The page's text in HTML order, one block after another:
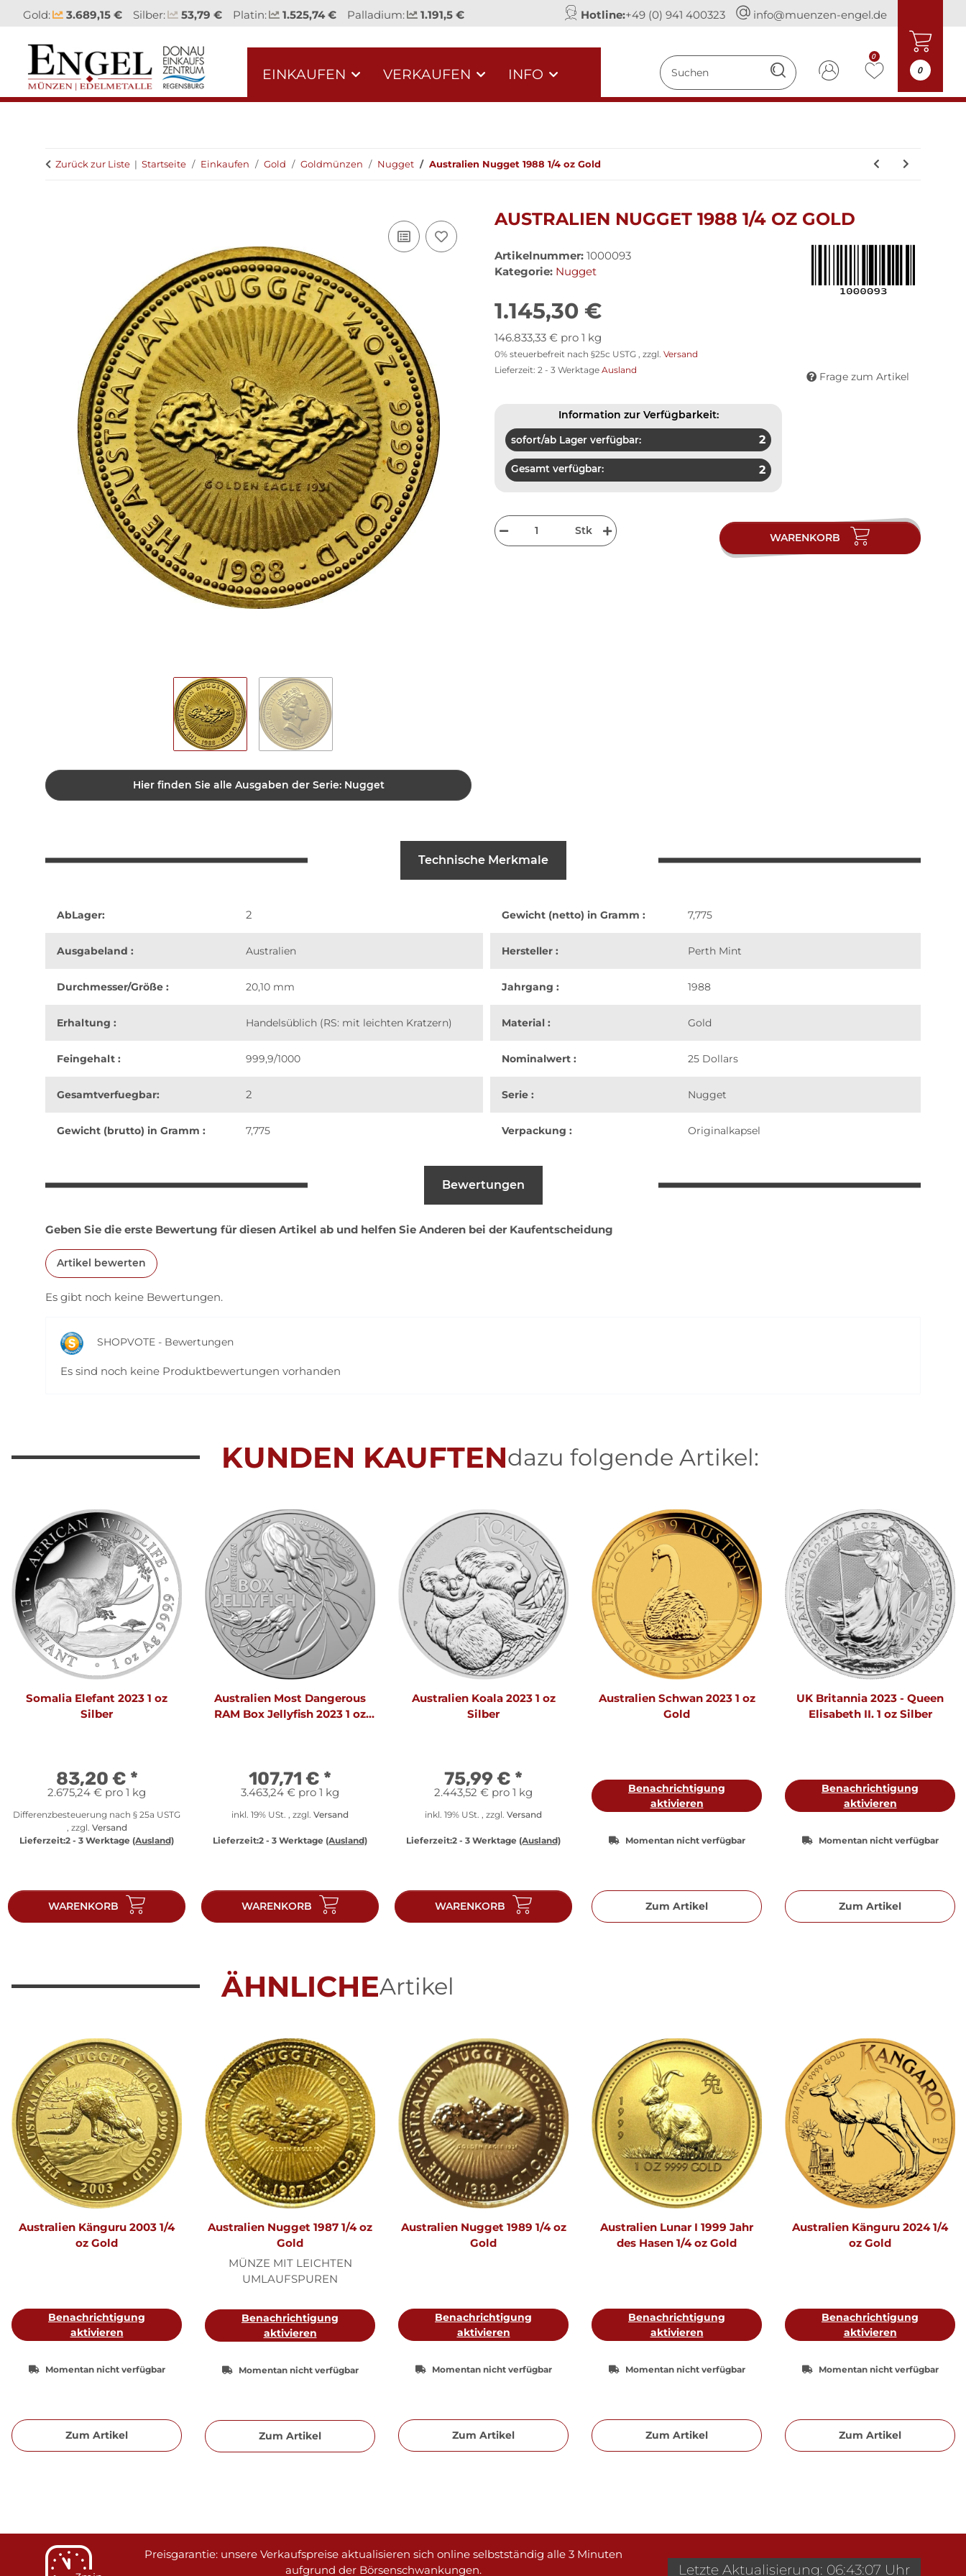
Gold: 3.689,15 € Silber: 53,79 € Platin: 1.525,74 € Palladium: 1.191,5 € Hotline:+49 (0) 941 400323 info@muenzen-engel.de
0
0
EINKAUFEN VERKAUFEN INFO
Zurück zur Liste Startseite Einkaufen Gold Goldmünzen Nugget Australien Nugget 1988 1/4 oz Gold
Hier finden Sie alle Ausgaben der Serie: Nugget
AUSTRALIEN NUGGET 1988 1/4 OZ GOLD
Artikelnummer: 1000093
Kategorie: Nugget
1.145,30 €
146.833,33 € pro 1 kg
0% steuerbefreit nach §25c USTG , zzgl. Versand
Lieferzeit: 2 - 3 Werktage Ausland
Frage zum Artikel
Information zur Verfügbarkeit:
sofort/ab Lager verfügbar: 2
Gesamt verfügbar: 2
Stk
WARENKORB
Technische Merkmale
AbLager: 2
Ausgabeland : Australien
Durchmesser/Größe : 20,10 mm
Erhaltung : Handelsüblich (RS: mit leichten Kratzern)
Feingehalt : 999,9/1000
Gesamtverfuegbar: 2
Gewicht (brutto) in Gramm : 7,775
Gewicht (netto) in Gramm : 7,775
Hersteller : Perth Mint
Jahrgang : 1988
Material : Gold
Nominalwert : 25 Dollars
Serie : Nugget
Verpackung : Originalkapsel
Bewertungen
Geben Sie die erste Bewertung für diesen Artikel ab und helfen Sie Anderen bei der Kaufentscheidung
Artikel bewerten
Es gibt noch keine Bewertungen.
SHOPVOTE - Bewertungen
Es sind noch keine Produktbewertungen vorhanden
KUNDEN KAUFTENdazu folgende Artikel:
Somalia Elefant 2023 1 oz
Silber
83,20 € *
2.675,24 € pro 1 kg
Differenzbesteuerung nach § 25a USTG
, zzgl. Versand
Lieferzeit:2 - 3 Werktage (Ausland)
WARENKORB
Australien Most Dangerous
RAM Box Jellyfish 2023 1 oz
107,71 € *
3.463,24 € pro 1 kg
inkl. 19% USt. , zzgl. Versand
Lieferzeit:2 - 3 Werktage (Ausland)
WARENKORB
Australien Koala 2023 1 oz
Silber
75,99 € *
2.443,52 € pro 1 kg
inkl. 19% USt. , zzgl. Versand
Lieferzeit:2 - 3 Werktage (Ausland)
WARENKORB
Australien Schwan 2023 1 oz
Gold
Benachrichtigung
aktivieren
Momentan nicht verfügbar
Zum Artikel
UK Britannia 2023 - Queen
Elisabeth II. 1 oz Silber
Benachrichtigung
aktivieren
Momentan nicht verfügbar
Zum Artikel
ÄHNLICHEArtikel
Australien Känguru 2003 1/4
oz Gold
Benachrichtigung
aktivieren
Momentan nicht verfügbar
Zum Artikel
Australien Nugget 1987 1/4 oz
Gold
MÜNZE MIT LEICHTEN
UMLAUFSPUREN
Benachrichtigung
aktivieren
Momentan nicht verfügbar
Zum Artikel
Australien Nugget 1989 1/4 oz
Gold
Benachrichtigung
aktivieren
Momentan nicht verfügbar
Zum Artikel
Australien Lunar I 1999 Jahr
des Hasen 1/4 oz Gold
Benachrichtigung
aktivieren
Momentan nicht verfügbar
Zum Artikel
Australien Känguru 2024 1/4
oz Gold
Benachrichtigung
aktivieren
Momentan nicht verfügbar
Zum Artikel
Preisgarantie: unsere Verkaufspreise aktualisieren sich online selbstständig alle 3 Minuten
aufgrund der Börsenschwankungen.
Letzte Aktualisierung: 06:43:07 Uhr